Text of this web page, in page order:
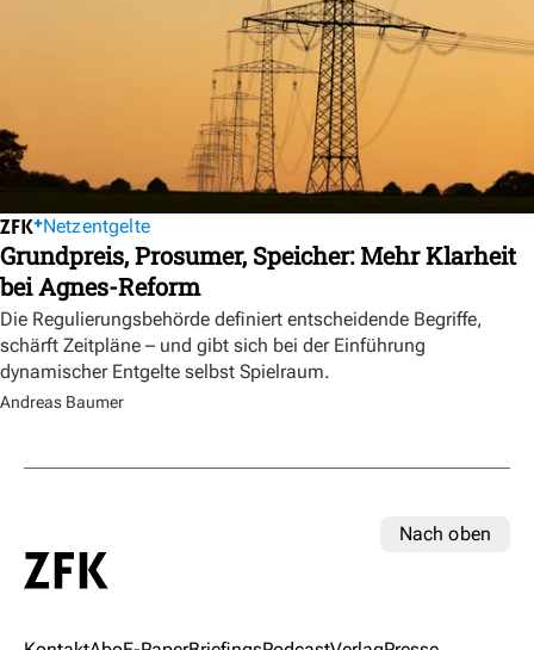
Netzentgelte
Grundpreis, Prosumer, Speicher: Mehr Klarheit
bei Agnes-Reform
Die Regulierungsbehörde definiert entscheidende Begriffe,
schärft Zeitpläne – und gibt sich bei der Einführung
dynamischer Entgelte selbst Spielraum.
Andreas Baumer
Nach oben